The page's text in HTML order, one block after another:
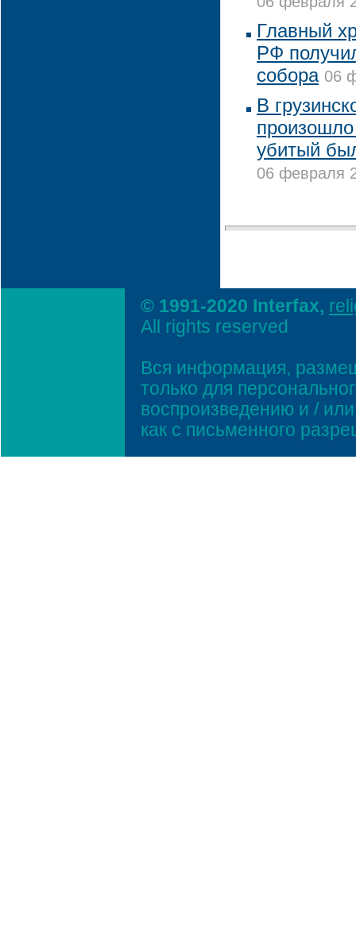
Главный
РФ
собора 06
В
убитый
06 февраля
© 1991-2020 Interfax,
All rights reserved
Вся информация,
только для
воспроизведению и /
как с письменного